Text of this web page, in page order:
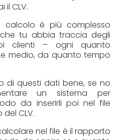
il CLV.
calcolo è più complesso
tu abbia traccia degli
clienti – ogni quanto
medio, da quanto tempo
di questi dati bene, se no
un sistema per
da inserirli poi nel file
CLV.
nel file è il rapporto